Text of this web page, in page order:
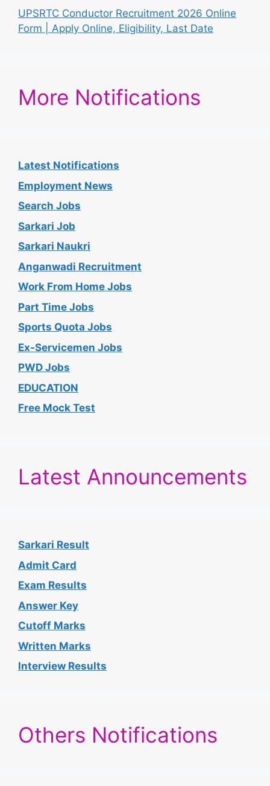
UPSRTC Conductor Recruitment 2026 Online
Form | Apply Online, Eligibility, Last Date
More Notifications
Latest Notifications
Employment News
Search Jobs
Sarkari Job
Sarkari Naukri
Anganwadi Recruitment
Work From Home Jobs
Part Time Jobs
Sports Quota Jobs
Ex-Servicemen Jobs
PWD Jobs
EDUCATION
Free Mock Test
Latest Announcements
Sarkari Result
Admit Card
Exam Results
Answer Key
Cutoff Marks
Written Marks
Interview Results
Others Notifications